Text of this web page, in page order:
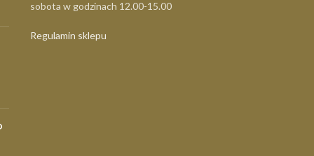
sobota w godzinach 12.00-15.00
Regulamin sklepu